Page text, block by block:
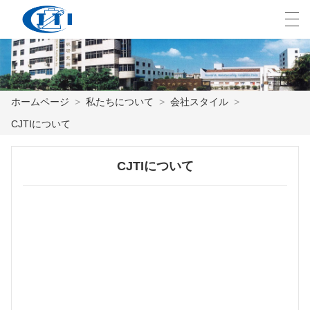
ホームページ
العربية česky Deutsch English
ホームページ > 私たちについて > 会社スタイル >
CJTIについて
CJTIについて